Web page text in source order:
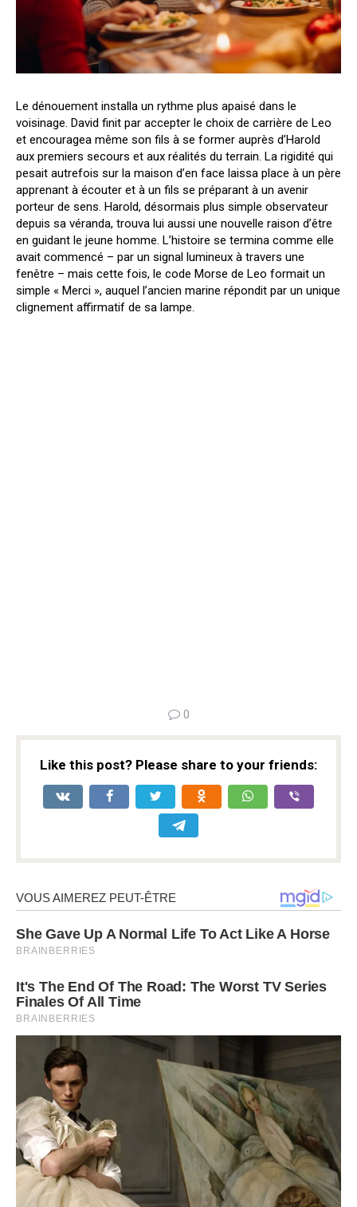
Le dénouement installa un rythme plus apaisé dans le
voisinage. David finit par accepter le choix de carrière de Leo
et encouragea même son fils à se former auprès d’Harold
aux premiers secours et aux réalités du terrain. La rigidité qui
pesait autrefois sur la maison d’en face laissa place à un père
apprenant à écouter et à un fils se préparant à un avenir
porteur de sens. Harold, désormais plus simple observateur
depuis sa véranda, trouva lui aussi une nouvelle raison d’être
en guidant le jeune homme. L’histoire se termina comme elle
avait commencé – par un signal lumineux à travers une
fenêtre – mais cette fois, le code Morse de Leo formait un
simple « Merci », auquel l’ancien marine répondit par un unique
clignement affirmatif de sa lampe.
0
Like this post? Please share to your friends: